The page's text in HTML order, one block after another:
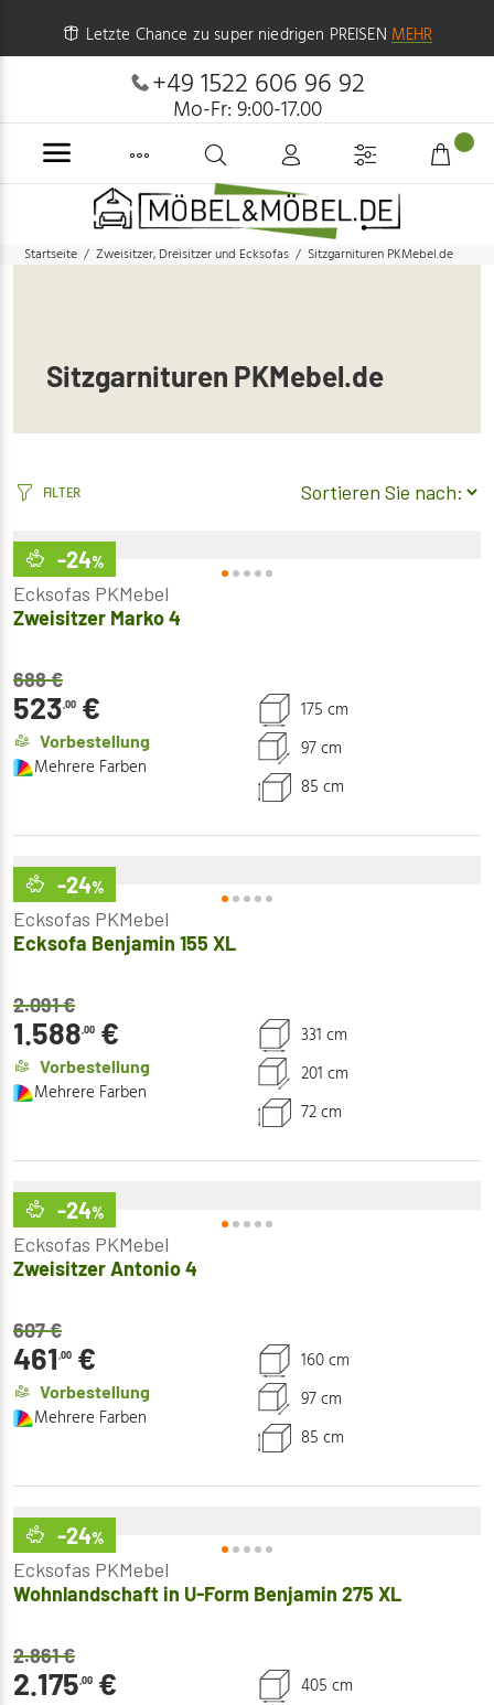
Letzte Chance zu super niedrigen PREISEN MEHR
+49 1522 606 96 92
Mo-Fr: 9:00-17.00
Startseite Zweisitzer, Dreisitzer und Ecksofas Sitzgarnituren PKMebel.de
Sitzgarnituren PKMebel.de
FILTER
-24%
Ecksofas PKMebel
Zweisitzer Marko 4
688€
523,00 €
Vorbestellung
Mehrere Farben
175 cm
97 cm
85 cm
-24%
Ecksofas PKMebel
Ecksofa Benjamin 155 XL
2.091€
1.588,00 €
Vorbestellung
Mehrere Farben
331 cm
201 cm
72 cm
-24%
Ecksofas PKMebel
Zweisitzer Antonio 4
607€
461 ,00 €
Vorbestellung
Mehrere Farben
160 cm
97 cm
85 cm
-24%
Ecksofas PKMebel
Wohnlandschaft in U-Form Benjamin 275 XL
2.861€
2.175,00 €
405 cm